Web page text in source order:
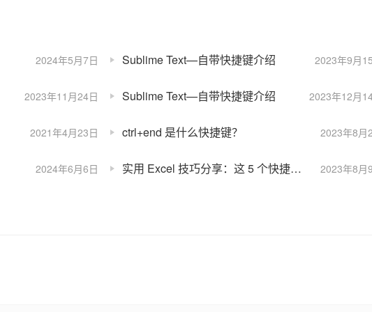
2024年5月7日 2023年9月
Sublime Text—自带快捷键介绍
2023年11月24日 2023年12月
Sublime Text—自带快捷键介绍
2021年4月23日 2023年8月
ctrl+end 是什么快捷键？
2024年6月6日 2023年8月
实用 Excel 技巧分享：这 5 个快捷键，你都会用了吗？